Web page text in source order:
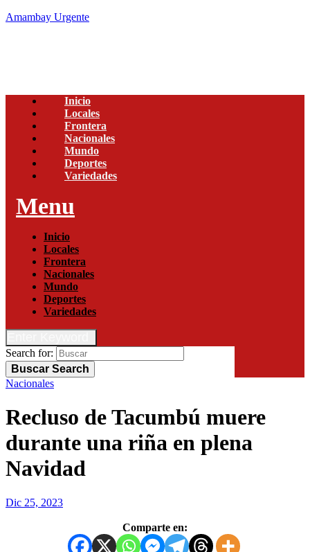
Amambay Urgente
Inicio
Locales
Frontera
Nacionales
Mundo
Deportes
Variedades
Menu
Inicio
Locales
Frontera
Nacionales
Mundo
Deportes
Variedades
Search for:
Buscar Search
Nacionales
Recluso de Tacumbú muere
durante una riña en plena
Navidad
Dic 25, 2023
Comparte en: